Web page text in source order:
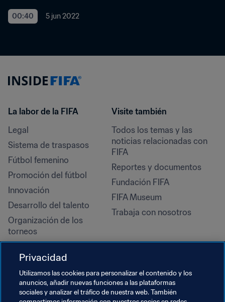
00:40 5 jun 2022
La labor de la FIFA
Legal
Sistema de traspasos
Fútbol femenino
Promoción del fútbol
Innovación
Desarrollo del talento
Organización de los
torneos
Derechos humanos y lucha
contra la discriminación
Salud y atención médica
Visite también
Todos los temas y las
noticias relacionadas con
FIFA
Reportes y documentos
Fundación FIFA
FIFA Museum
Trabaja con nosotros
Privacidad
Utilizamos las cookies para personalizar el contenido y los
anuncios, añadir nuevas funciones a las plataformas
sociales y analizar el tráfico de nuestra web. También